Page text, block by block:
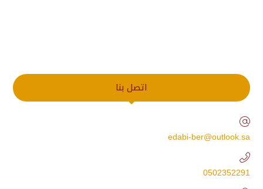
اتصل بنا
edabi-ber@outlook.sa
0502352291